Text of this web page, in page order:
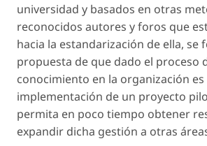
universidad y basados en otras
reconocidos autores y foros que
hacia la estandarización de ella, se
propuesta de que dado el proceso
conocimiento en la organización
implementación de un proyecto
permita en poco tiempo obtener
expandir dicha gestión a otras